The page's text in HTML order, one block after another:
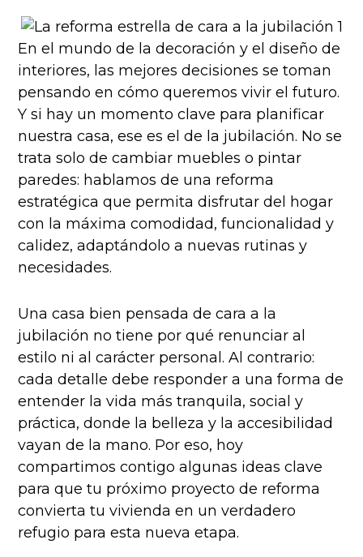
En el mundo de la decoración y el diseño de
interiores, las mejores decisiones se toman
pensando en cómo queremos vivir el futuro.
Y si hay un momento clave para planificar
nuestra casa, ese es el de la jubilación. No se
trata solo de cambiar muebles o pintar
paredes: hablamos de una reforma
estratégica que permita disfrutar del hogar
con la máxima comodidad, funcionalidad y
calidez, adaptándolo a nuevas rutinas y
necesidades.
Una casa bien pensada de cara a la
jubilación no tiene por qué renunciar al
estilo ni al carácter personal. Al contrario:
cada detalle debe responder a una forma de
entender la vida más tranquila, social y
práctica, donde la belleza y la accesibilidad
vayan de la mano. Por eso, hoy
compartimos contigo algunas ideas clave
para que tu próximo proyecto de reforma
convierta tu vivienda en un verdadero
refugio para esta nueva etapa.